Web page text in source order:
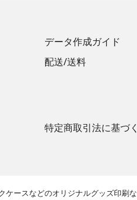
データ作成ガイド
配送/送料
特定商取引法に基づ
ケースなどのオリジナルグッズ印刷